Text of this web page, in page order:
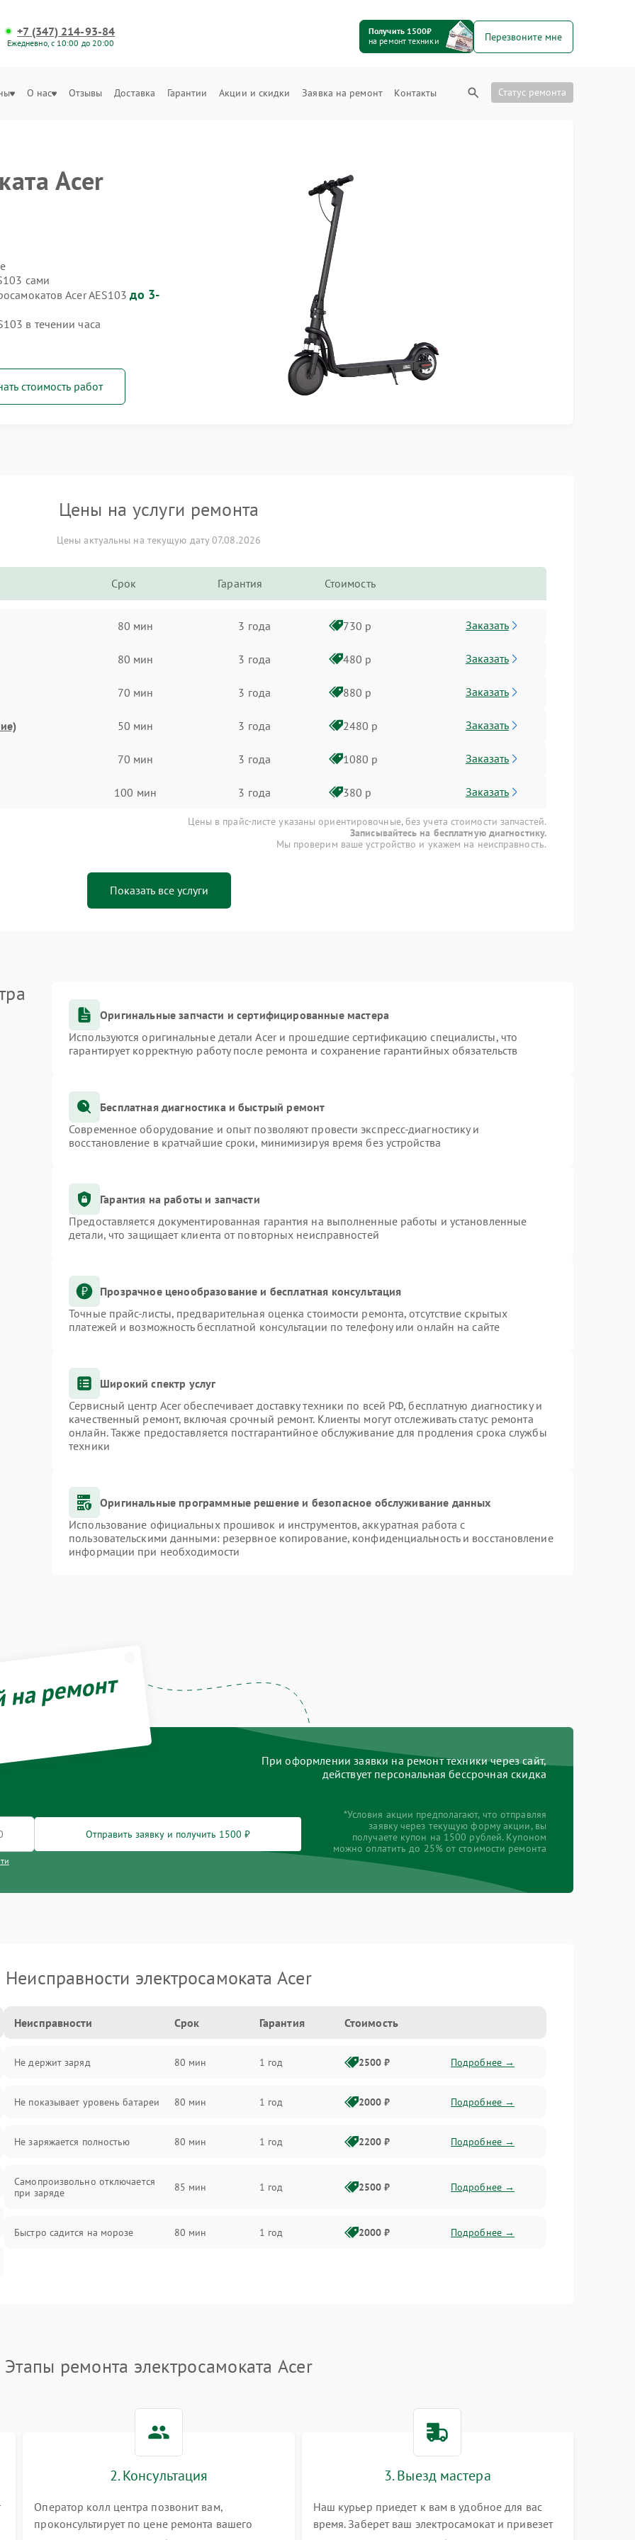
+7 (347) 214-93-84
Ежедневно, с 10:00 до 20:00
Получить 1500₽
на ремонт техники
Перезвоните мне
О нас Отзывы Доставка Гарантии Акции и скидки Заявка на ремонт Контакты Статус ремонта
Acer
сами
Acer AES103до 3-
в течении часа
стоимость работ
Цены на услуги ремонта
Цены актуальны на текущую дату 07.08.2026
Срок Гарантия Стоимость
80 мин 3 года 730 р Заказать
80 мин 3 года 480 р Заказать
70 мин 3 года 880 р Заказать
50 мин 3 года 2480 р Заказать
70 мин 3 года 1080 р Заказать
100 мин 3 года 380 р Заказать
Цены в прайс-листе указаны ориентировочные, без учета стоимости запчастей.
Записывайтесь на бесплатную диагностику.
Мы проверим ваше устройство и укажем на неисправность.
Показать все услуги
Оригинальные запчасти и сертифицированные мастера
Используются оригинальные детали Acer и прошедшие сертификацию специалисты, что
гарантирует корректную работу после ремонта и сохранение гарантийных обязательств
Бесплатная диагностика и быстрый ремонт
Современное оборудование и опыт позволяют провести экспресс-диагностику и
восстановление в кратчайшие сроки, минимизируя время без устройства
Гарантия на работы и запчасти
Предоставляется документированная гарантия на выполненные работы и установленные
детали, что защищает клиента от повторных неисправностей
Прозрачное ценообразование и бесплатная консультация
Точные прайс-листы, предварительная оценка стоимости ремонта, отсутствие скрытых
платежей и возможность бесплатной консультации по телефону или онлайн на сайте
Широкий спектр услуг
Сервисный центр Acer обеспечивает доставку техники по всей РФ, бесплатную диагностику и
качественный ремонт, включая срочный ремонт. Клиенты могут отслеживать статус ремонта
онлайн. Также предоставляется постгарантийное обслуживание для продления срока службы
техники
Оригинальные программные решение и безопасное обслуживание данных
Использование официальных прошивок и инструментов, аккуратная работа с
пользовательскими данными: резервное копирование, конфиденциальность и восстановление
информации при необходимости
ремонт
При оформлении заявки на ремонт техники через сайт,
действует персональная бессрочная скидка
Отправить заявку и получить 1500 ₽
*Условия акции предполагают, что отправляя
заявку через текущую форму акции, вы
получаете купон на 1500 рублей. Купоном
можно оплатить до 25% от стоимости ремонта
Неисправности электросамоката Acer
Неисправности Срок Гарантия Стоимость
Не держит заряд 80 мин 1 год 2500 ₽ Подробнее →
Не показывает уровень батареи 80 мин 1 год 2000 ₽ Подробнее →
Не заряжается полностью 80 мин 1 год 2200 ₽ Подробнее →
Самопроизвольно отключается
при заряде
85 мин 1 год 2500 ₽ Подробнее →
Быстро садится на морозе 80 мин 1 год 2000 ₽ Подробнее →
Этапы ремонта электросамоката Acer
2. Консультация
Оператор колл центра позвонит вам,
проконсультирует по цене ремонта вашего
3. Выезд мастера
Наш курьер приедет к вам в удобное для вас
время. Заберет ваш электросамокат и привезет